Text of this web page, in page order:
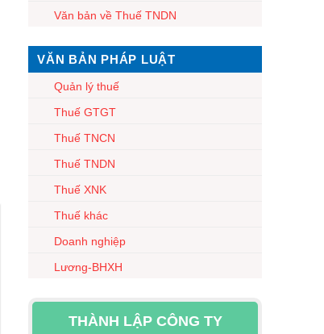
Văn bản về Thuế TNDN
VĂN BẢN PHÁP LUẬT
Quản lý thuế
Thuế GTGT
Thuế TNCN
Thuế TNDN
Thuế XNK
Thuế khác
Doanh nghiệp
Lương-BHXH
THÀNH LẬP CÔNG TY